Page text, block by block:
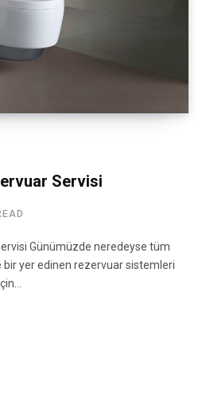
Servisi
Günümüzde neredeyse tüm
bir yer edinen rezervuar sistemleri